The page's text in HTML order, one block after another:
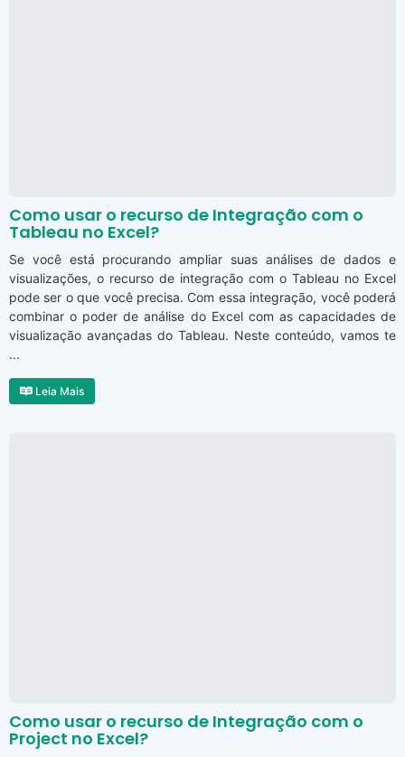
Como usar o recurso de Integração com o
Tableau no Excel?
Se você está procurando ampliar suas análises de dados e
visualizações, o recurso de integração com o Tableau no Excel
pode ser o que você precisa. Com essa integração, você poderá
combinar o poder de análise do Excel com as capacidades de
visualização avançadas do Tableau. Neste conteúdo, vamos te
...
Leia Mais
Como usar o recurso de Integração com o
Project no Excel?